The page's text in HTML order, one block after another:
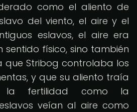
como el aliento de
del viento, el aire y el
eslavos, el aire era
sentido físico, sino también
que Stribog controlaba los
y que su aliento traía
la fertilidad como la
veían al aire como